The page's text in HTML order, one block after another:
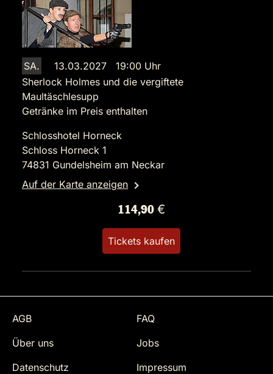
SA.
13.03.2027 19:00 Uhr
Sherlock Holmes und die vergiftete
Maultäschlesupp
Getränke im Preis enthalten
Schlosshotel Horneck
Schloss Horneck 1
74831 Gundelsheim am Neckar
Auf der Karte anzeigen
114,90 €
Tickets kaufen
AGB
FAQ
Über uns
Jobs
Datenschutz
Impressum